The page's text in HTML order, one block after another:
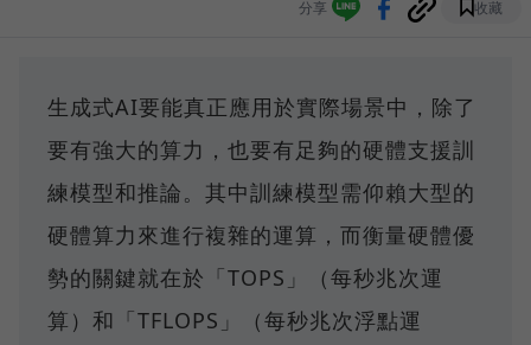
分享 收藏
生成式AI要能真正應用於實際場景中，除了
要有強大的算力，也要有足夠的硬體支援訓
練模型和推論。其中訓練模型需仰賴大型的
硬體算力來進行複雜的運算，而衡量硬體優
勢的關鍵就在於「TOPS」（每秒兆次運
算）和「TFLOPS」（每秒兆次浮點運